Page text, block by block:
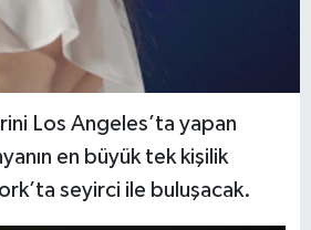
Los Angeles’ta yapan
en büyük tek kişilik
seyirci ile buluşacak.